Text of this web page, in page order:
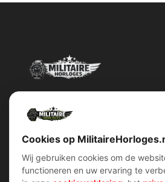
Militairehorloges.nl is de exclusieve
Cookies op
Wij gebruiken cookies om de
functioneren en uw ervaring te